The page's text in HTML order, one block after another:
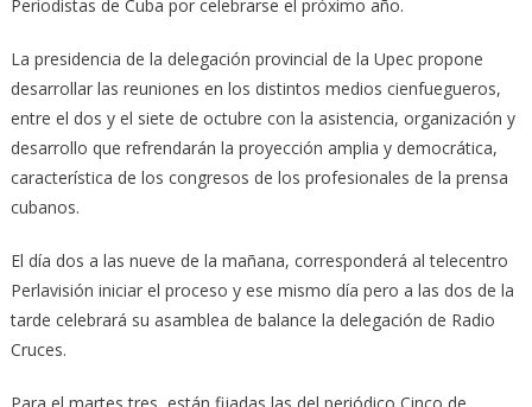
Periodistas de Cuba por celebrarse el próximo año.
La presidencia de la delegación provincial de la Upec propone
desarrollar las reuniones en los distintos medios cienfuegueros,
entre el dos y el siete de octubre con la asistencia, organización y
desarrollo que refrendarán la proyección amplia y democrática,
característica de los congresos de los profesionales de la prensa
cubanos.
El día dos a las nueve de la mañana, corresponderá al telecentro
Perlavisión iniciar el proceso y ese mismo día pero a las dos de la
tarde celebrará su asamblea de balance la delegación de Radio
Cruces.